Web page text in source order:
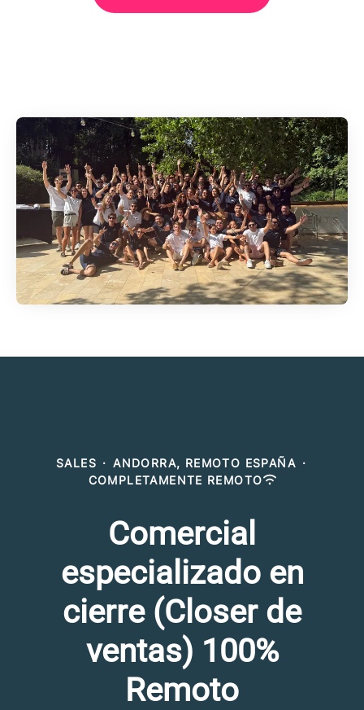
SALES · ANDORRA, REMOTO ESPAÑA ·
COMPLETAMENTE REMOTO
Comercial
especializado en
cierre (Closer de
ventas) 100%
Remoto